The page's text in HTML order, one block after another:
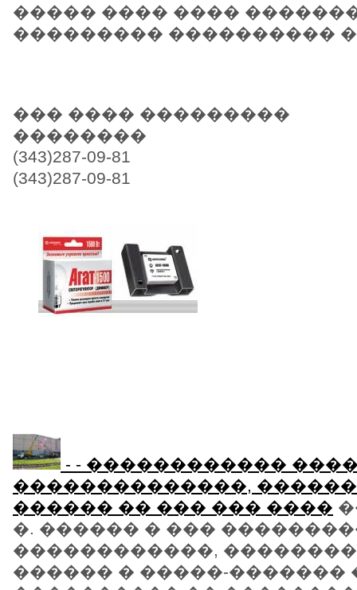
����� ���� ����
��������� ����������
��� ���� ���������
��������
(343)287-09-81
(343)287-09-81
- - ������������
��������������,
������ �� ��� ��� ����
�. ������ � ���
������������,
������ � �����-�������